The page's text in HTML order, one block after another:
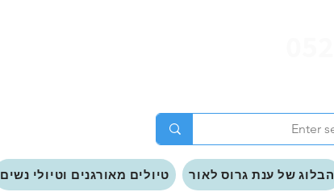
הבלוג של ענת גרוס לאור טיולים מאורגנים וטיולי נשים